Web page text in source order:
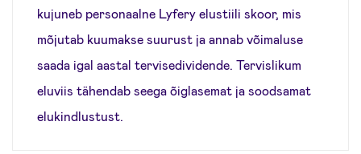
kujuneb personaalne Lyfery elustiili skoor, mis
mõjutab kuumakse suurust ja annab võimaluse
saada igal aastal tervisedividende. Tervislikum
eluviis tähendab seega õiglasemat ja soodsamat
elukindlustust.